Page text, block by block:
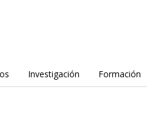
Investigación Formación